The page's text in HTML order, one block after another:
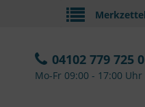
04102 779 725 0
Mo-Fr 09:00 - 17:00 Uhr